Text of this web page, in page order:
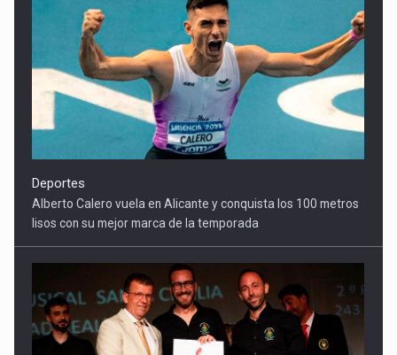
Deportes
Alberto Calero vuela en Alicante y conquista los 100 metros
lisos con su mejor marca de la temporada